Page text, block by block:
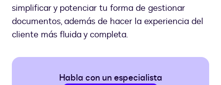
simplificar y potenciar tu forma de gestionar
documentos, además de hacer la experiencia del
cliente más fluida y completa.
Habla con un especialista